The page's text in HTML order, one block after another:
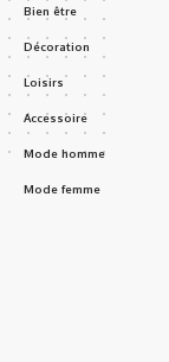
Bien être
Décoration
Loisirs
Accessoire
Mode homme
Mode femme